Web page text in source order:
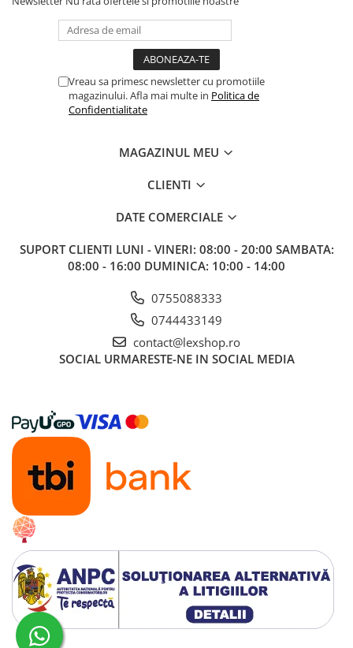
Modele Revell
D&D si Alte RPG
Teren
Decoratiuni si accesorii
Lego Architecture
Lego Art
Lego Boost
Lego Bluey
Lego City
Lego Classic
Lego Colectia Botanica
Lego Creator
Lego Creator Expert
Vreau sa primesc newsletter cu promotiile
magazinului. Afla mai multe in Politica de
Confidentialitate
MAGAZINUL MEU
CLIENTI
DATE COMERCIALE
SUPORT CLIENTI LUNI - VINERI: 08:00 - 20:00 SAMBATA:
08:00 - 16:00 DUMINICA: 10:00 - 14:00
0755088333
0744433149
contact@lexshop.ro
SOCIAL URMARESTE-NE IN SOCIAL MEDIA